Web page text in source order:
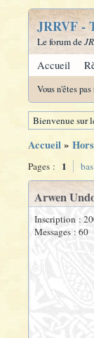
JRRVF -
Le forum de
Accueil
Vous n'êtes
Bienvenue sur
Accueil»
Pages : 1
Arwen
Inscription :
Messages : 60